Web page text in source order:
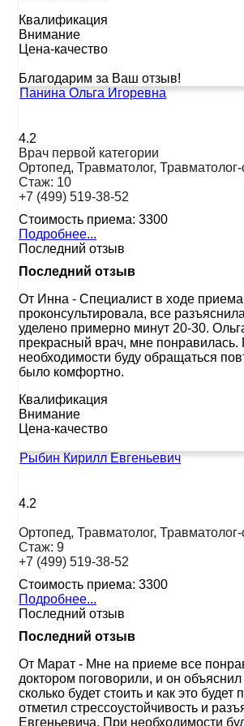
Квалификация
Внимание
Цена-качество
Благодарим за Ваш отзыв!
Панина Ольга Игоревна
4.2
Врач первой категории
Ортопед, Травматолог,
Стаж: 10
+7 (499) 519-38-52
Стоимость приема: 3300
Подробнее...
Последний отзыв
Последний отзыв
От Инна - Специалист в ходе
проконсультировала, все
уделено примерно минут 20-30.
прекрасный врач, мне понравилась.
необходимости буду обращаться
было комфортно.
Квалификация
Внимание
Цена-качество
Рыбин Кирилл Евгеньевич
4.2
Ортопед, Травматолог,
Стаж: 9
+7 (499) 519-38-52
Стоимость приема: 3300
Подробнее...
Последний отзыв
Последний отзыв
От Марат - Мне на приеме все
доктором поговорили, и он
сколько будет стоить и как это будет
отметил стрессоустойчивость и
Евгеньевича. При необходимости